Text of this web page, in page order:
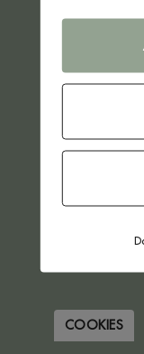
COOKIES